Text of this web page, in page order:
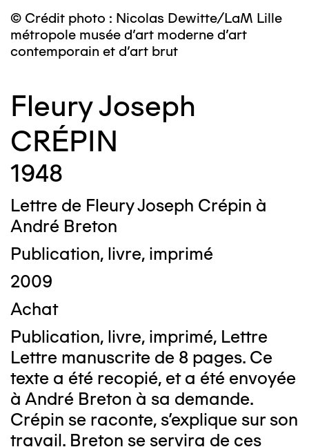
© Crédit photo : Nicolas Dewitte/LaM Lille
métropole musée d’art moderne d’art
contemporain et d’art brut
Fleury Joseph
CRÉPIN
1948
Lettre de Fleury Joseph Crépin à
André Breton
Publication, livre, imprimé
2009
Achat
Publication, livre, imprimé, Lettre
Lettre manuscrite de 8 pages. Ce
texte a été recopié, et a été envoyée
à André Breton à sa demande.
Crépin se raconte, s'explique sur son
travail. Breton se servira de ces